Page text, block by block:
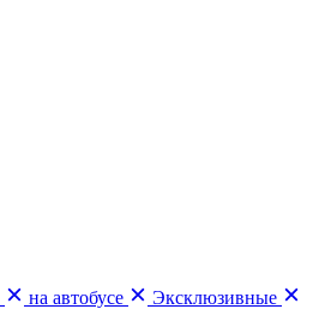
на автобусе
Эксклюзивные